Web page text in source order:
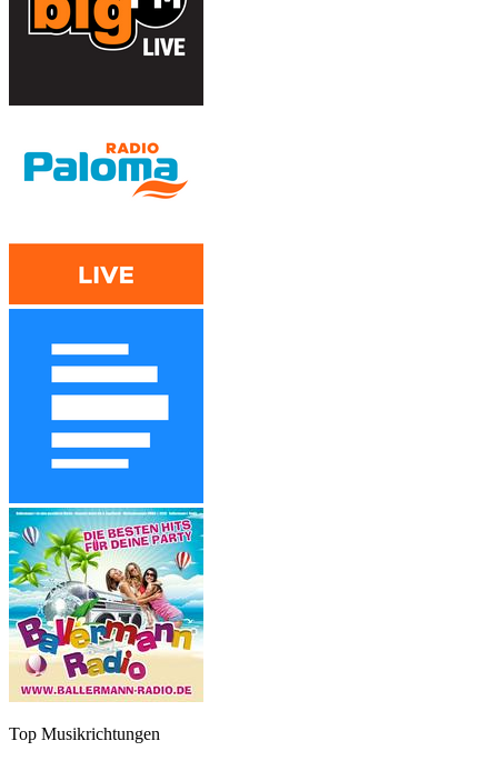
Top Musikrichtungen